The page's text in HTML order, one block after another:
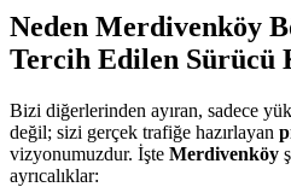
Kursu
Neden Merdivenköy
Tercih Edilen Sürücü
Bizi diğerlerinden ayıran, sadece
değil; sizi gerçek trafiğe hazırlayan
vizyonumuzdur. İşte Merdivenköy
ayrıcalıklar: